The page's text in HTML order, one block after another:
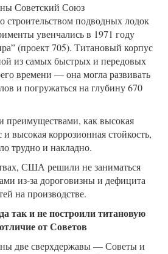
Советский Союз
строительством подводных лодок
увенчались в 1971 году
(проект 705). Титановый корпус
из самых быстрых и передовых
времени — она могла развивать
и погружаться на глубину 670
преимуществами, как высокая
высокая коррозионная стойкость,
трудно и накладно.
США решили не заниматься
из-за дороговизны и дефицита
на производстве.
так и не построили титановую
от Советов
две сверхдержавы — Советы и